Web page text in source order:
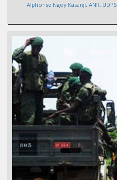
Alphonse Ngoy Kasanji, ANR, UDPS